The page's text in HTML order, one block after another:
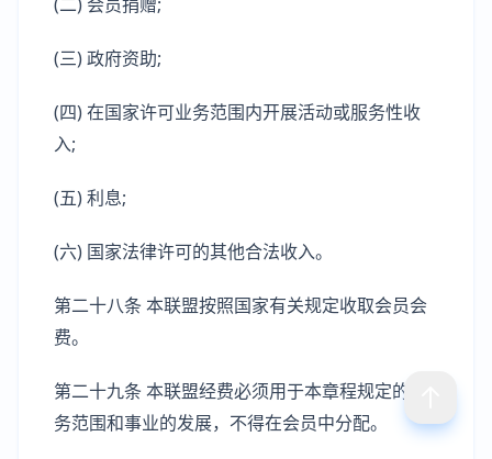
(三) 政府资助;
(四) 在国家许可业务范围内开展活动或服务性收
入;
(五) 利息;
(六) 国家法律许可的其他合法收入。
第二十八条 本联盟按照国家有关规定收取会员会
费。
第二十九条 本联盟经费必须用于本章程规定的业
务范围和事业的发展，不得在会员中分配。